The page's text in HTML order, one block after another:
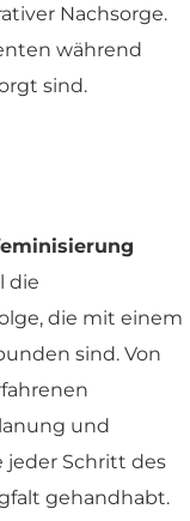
Nachsorge.
während
sind.
die
die mit einem
sind. Von
und
jeder Schritt des
gehandhabt.